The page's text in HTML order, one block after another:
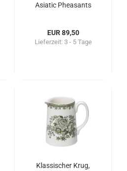
Asiatic Pheasants
EUR 89,50
Lieferzeit: 3 - 5 Tage
Klassischer Krug,